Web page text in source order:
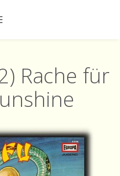
Rache für